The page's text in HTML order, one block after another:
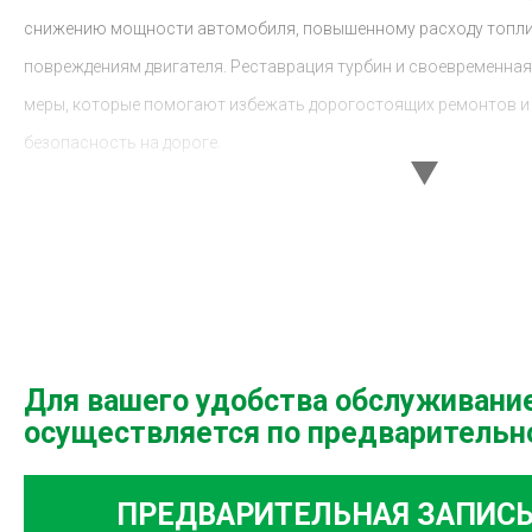
снижению мощности автомобиля, повышенному расходу
повреждениям двигателя. Реставрация турбин и
меры, которые помогают избежать дорогостоящих ремонтов
безопасность на дороге.
Современное оборудование: Мы используем только
инструменты для выполнения работ высочайшего
и надежность предоставляемых услуг.
Скорость и надежность: Мы понимаем, насколько важно
Для вашего удобства
осуществляется по
ПРЕДВАРИТЕЛЬНАЯ ЗАПИСЬ